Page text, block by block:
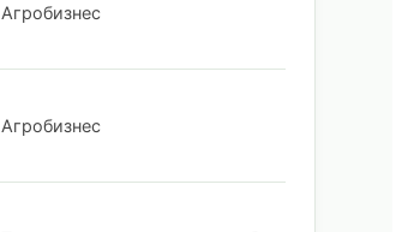
Агробизнес
Агробизнес